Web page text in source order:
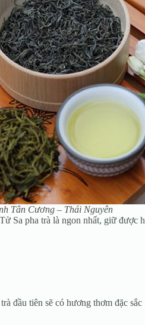
Tân Cương – Thái Nguyên
Sa pha trà là ngon nhất, giữ
đầu tiên sẽ có hương thơm đặc sắc